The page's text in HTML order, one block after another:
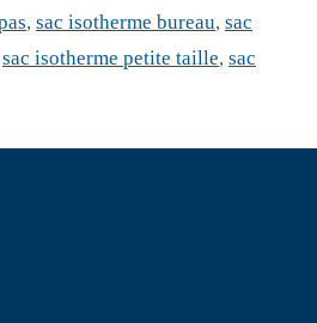
, sac isotherme bureau, sac
sac isotherme petite taille, sac